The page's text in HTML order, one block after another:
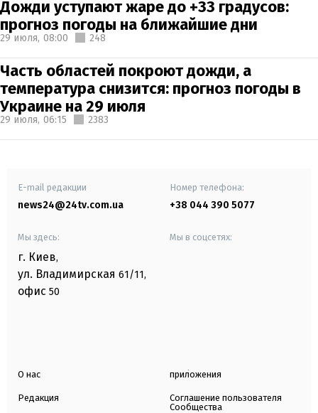
Дожди уступают жаре до +33 градусов:
прогноз погоды на ближайшие дни
29 июля, 08:00 248
Часть областей покроют дожди, а
температура снизится: прогноз погоды в
Украине на 29 июля
29 июля, 06:15 2383
E-mail редакции
news24@24tv.com.ua
Номер телефона:
+38 044 390 5077
Мы здесь:
г. Киев,
ул. Владимирская 61/11,
офис 50
Мы в соцсетях:
О нас
Редакция
приложения
Соглашение пользователя
Сообщества